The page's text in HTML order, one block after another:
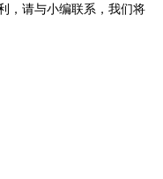
，请与小编联系，我们将